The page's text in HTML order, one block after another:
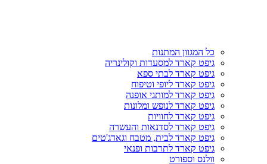
כל המגוון המתנות
גיפט קארד למסעדות וקולינריה
גיפט קארד לבתי ספא
גיפט קארד ליופי וטיפוח
גיפט קארד למותגי אופנה
גיפט קארד לנופש ומלונות
גיפט קארד לחוויות
גיפט קארד לסדנאות והעשרה
גיפט קארד לבית, מטבח וגאדג'טים
גיפט קארד לתרבות ופנאי
וולנס וספורט